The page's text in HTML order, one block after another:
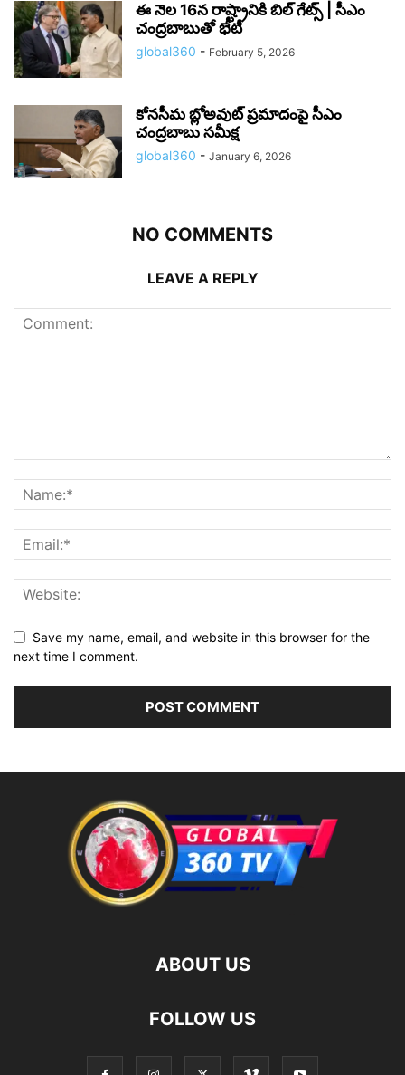
ఈ నెల 16న రాష్ట్రానికి బిల్‌ గేట్స్‌ | సీఎం
చంద్రబాబుతో భేటీ
global360 - February 5, 2026
కోనసీమ బ్లోఅవుట్ ప్రమాదంపై సీఎం
చంద్రబాబు సమీక్ష
global360 - January 6, 2026
NO COMMENTS
LEAVE A REPLY
Save my name, email, and website in this browser for the
next time I comment.
ABOUT US
FOLLOW US